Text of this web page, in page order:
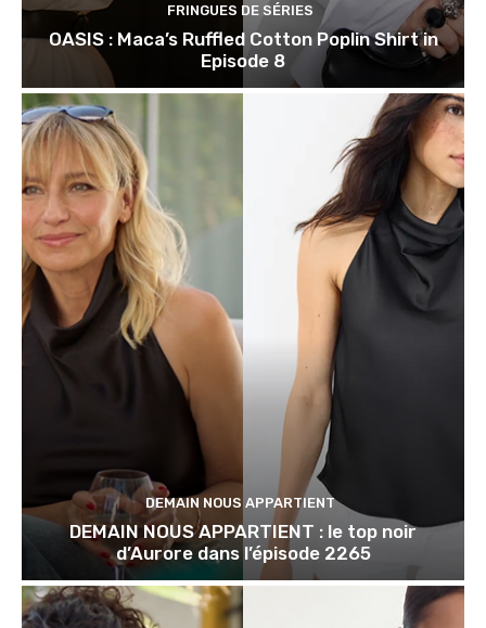
FRINGUES DE SÉRIES
OASIS : Maca’s Ruffled Cotton Poplin Shirt in
Episode 8
DEMAIN NOUS APPARTIENT
DEMAIN NOUS APPARTIENT : le top noir
d’Aurore dans l’épisode 2265